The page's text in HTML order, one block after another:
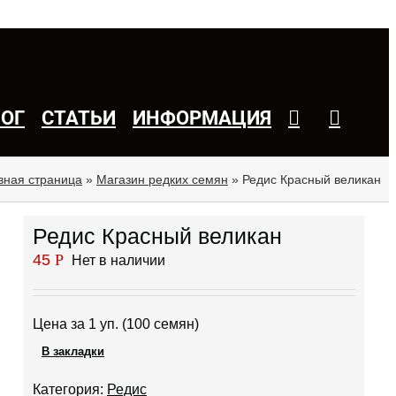
СТАТЬИ ИНФОРМАЦИЯ
страница » Магазин редких семян » Редис Красный великан
Редис Красный великан
45Р Нет в наличии
Цена за 1 уп. (100 семян)
В закладки
Категория: Редис